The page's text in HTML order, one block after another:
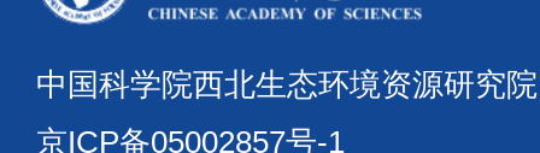
中国科学院西北生态环境资源研
京ICP备05002857号-1